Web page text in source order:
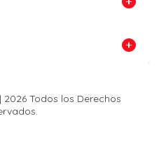
2026 Todos los Derechos